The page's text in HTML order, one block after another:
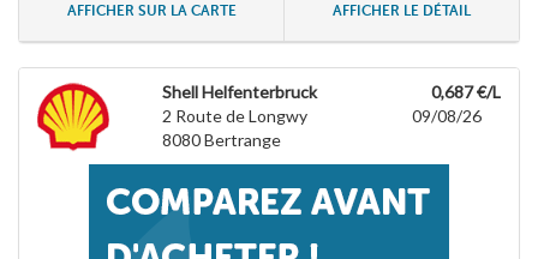
AFFICHER SUR LA CARTE AFFICHER LE DÉTAIL
Shell Helfenterbruck
2 Route de Longwy
8080Bertrange
0,687 €/L
09/08/26